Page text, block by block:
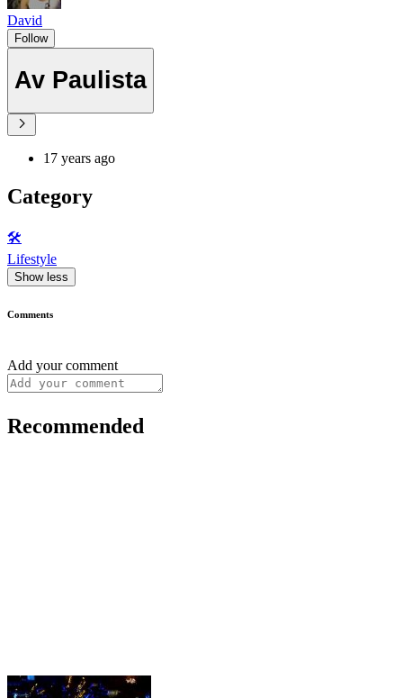
David
Follow
Av Paulista
17 years ago
Category
🛠️
Lifestyle
Show less
Comments
Add your comment
Recommended